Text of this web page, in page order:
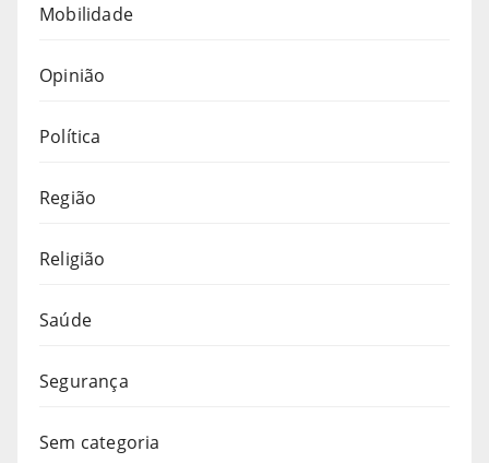
Mobilidade
Opinião
Política
Região
Religião
Saúde
Segurança
Sem categoria